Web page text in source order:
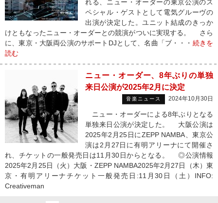
れる、ニュー・オーダーの東京公演のス
ペシャル・ゲストとして電気グルーヴの
出演が決定した。ユニット結成のきっか
けともなったニュー・オーダーとの競演がついに実現する。 さら
に、東京・大阪両公演のサポートDJとして、名曲「ブ・・・ 続きを
読む
ニュー・オーダー、8年ぶりの単独
来日公演が2025年2月に決定
音楽ニュース 2024年10月30日
ニュー・オーダーによる8年ぶりとなる
単独来日公演が決定した。 大阪公演は
2025年2月25日にZEPP NAMBA、東京公
演は2月27日に有明アリーナにて開催さ
れ、チケットの一般発売日は11月30日からとなる。 ◎公演情報
2025年2月25日（火）大阪・ZEPP NAMBA2025年2月27日（木）東
京・有明アリーナチケット一般発売日:11月30日（土）INFO:
Creativeman